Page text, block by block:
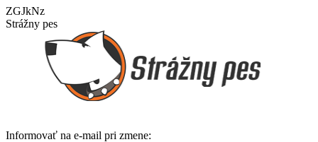
ZGJkNz
Strážny pes
Informovať na e-mail pri zmene: